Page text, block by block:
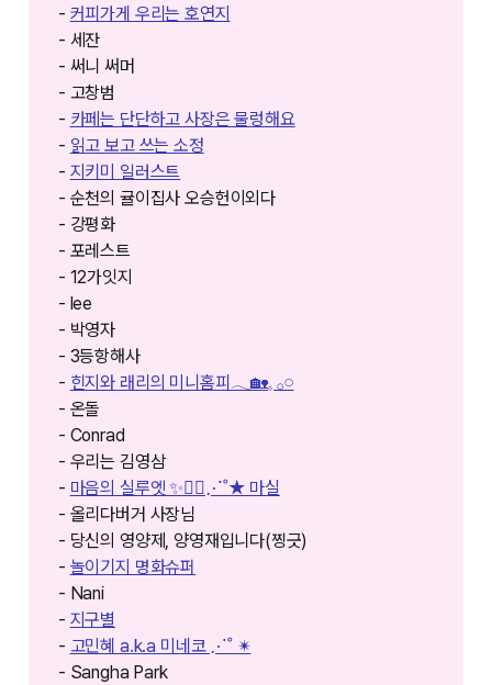
- 커피가게 우리는 호연지
- 세잔
- 써니 써머
- 고창범
- 카페는 단단하고 사장은 물렁해요
- 읽고 보고 쓰는 소정
- 지키미 일러스트
- 순천의 귤이집사 오승헌이외다
- 강평화
- 포레스트
- 12가잇지
- lee
- 박영자
- 3등항해사
- 힌지와 래리의 미니홈피𓂃🏡𓈒 𓂂𓏸
- 온돌
- Conrad
- 우리는 김영삼
- 마음의 실루엣 ✨🚶‍♀️⋰˚★ 마실
- 올리다버거 사장님
- 당신의 영양제, 양영재입니다(찡긋)
- 놀이기지 명화슈퍼
- Nani
- 지구별
- 고민혜 a.k.a 미네코 ⋰˚ ✴︎
- Sangha Park